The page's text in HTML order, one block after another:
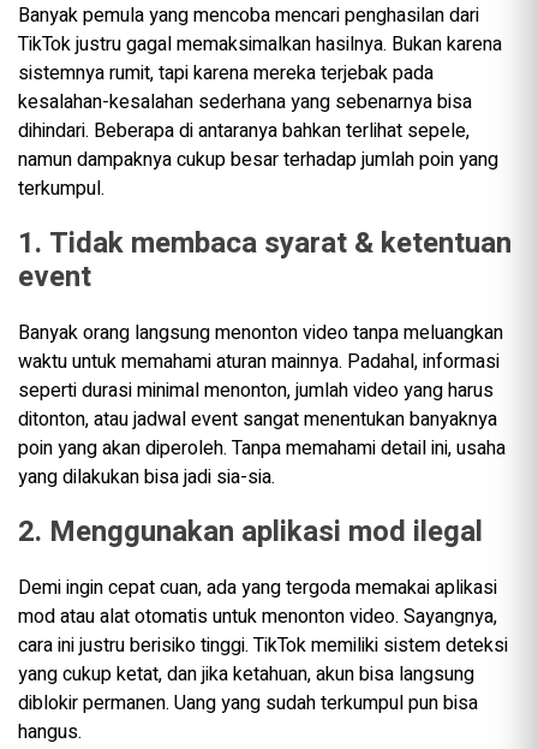
Banyak pemula yang mencoba mencari penghasilan dari
TikTok justru gagal memaksimalkan hasilnya. Bukan karena
sistemnya rumit, tapi karena mereka terjebak pada
kesalahan-kesalahan sederhana yang sebenarnya bisa
dihindari. Beberapa di antaranya bahkan terlihat sepele,
namun dampaknya cukup besar terhadap jumlah poin yang
terkumpul.
1. Tidak membaca syarat & ketentuan
event
Banyak orang langsung menonton video tanpa meluangkan
waktu untuk memahami aturan mainnya. Padahal, informasi
seperti durasi minimal menonton, jumlah video yang harus
ditonton, atau jadwal event sangat menentukan banyaknya
poin yang akan diperoleh. Tanpa memahami detail ini, usaha
yang dilakukan bisa jadi sia-sia.
2. Menggunakan aplikasi mod ilegal
Demi ingin cepat cuan, ada yang tergoda memakai aplikasi
mod atau alat otomatis untuk menonton video. Sayangnya,
cara ini justru berisiko tinggi. TikTok memiliki sistem deteksi
yang cukup ketat, dan jika ketahuan, akun bisa langsung
diblokir permanen. Uang yang sudah terkumpul pun bisa
hangus.